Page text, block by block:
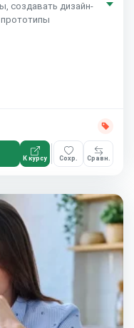
создавать дизайн-
К курсу Сохр. Сравн.